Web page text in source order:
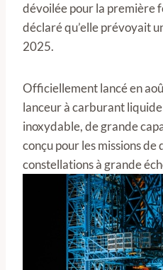
dévoilée pour la première
déclaré qu’elle prévoyait
2025.
Officiellement lancé en
lanceur à carburant
inoxydable, de grande
conçu pour les missions
constellations à grande